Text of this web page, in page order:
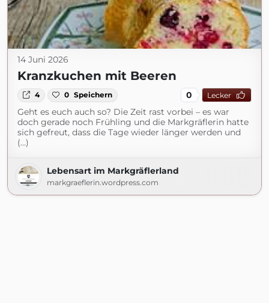
14 Juni 2026
Kranzkuchen mit Beeren
4 0 Speichern 0 Lecker
Geht es euch auch so? Die Zeit rast vorbei – es war
doch gerade noch Frühling und die Markgräflerin hatte
sich gefreut, dass die Tage wieder länger werden und
(...)
Lebensart im Markgräflerland
markgraeflerin.wordpress.com